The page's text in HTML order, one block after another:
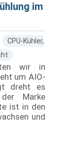
im
CPU-Kühler,
wir in
um AIO-
dreht es
Marke
ist in den
und